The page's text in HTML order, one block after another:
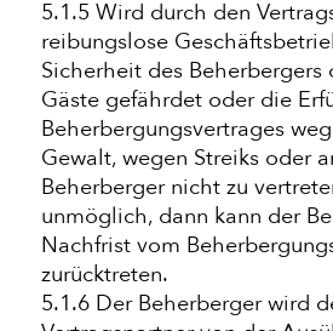
5.1.5 Wird durch den
reibungslose
Sicherheit des Beherbergers
Gäste gefährdet oder die
Beherbergungsvertrages
Gewalt, wegen Streiks oder
Beherberger nicht zu
unmöglich, dann kann der
Nachfrist vom
zurücktreten.
5.1.6 Der Beherberger wird